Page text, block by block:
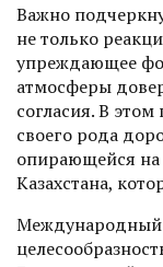
Важно
не только
упреждающее
атмосферы
согласия. В
своего рода
опирающейся
Казахстана,
Международный